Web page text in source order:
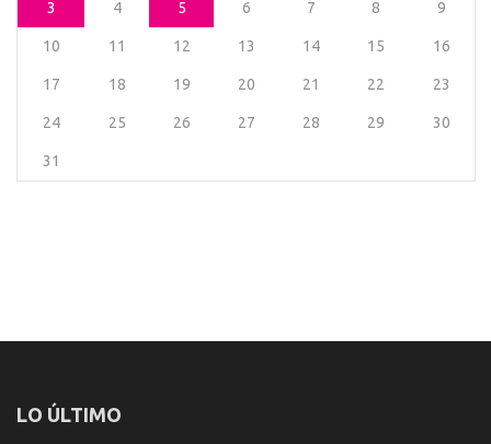
3 4 5 6 7 8 9
10 11 12 13 14 15 16
17 18 19 20 21 22 23
24 25 26 27 28 29 30
31
LO ÚLTIMO